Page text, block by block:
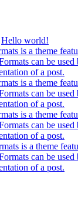
Hello world!
is a theme
can be used
of a post.
is a theme
can be used
of a post.
is a theme
can be used
of a post.
is a theme
can be used
of a post.